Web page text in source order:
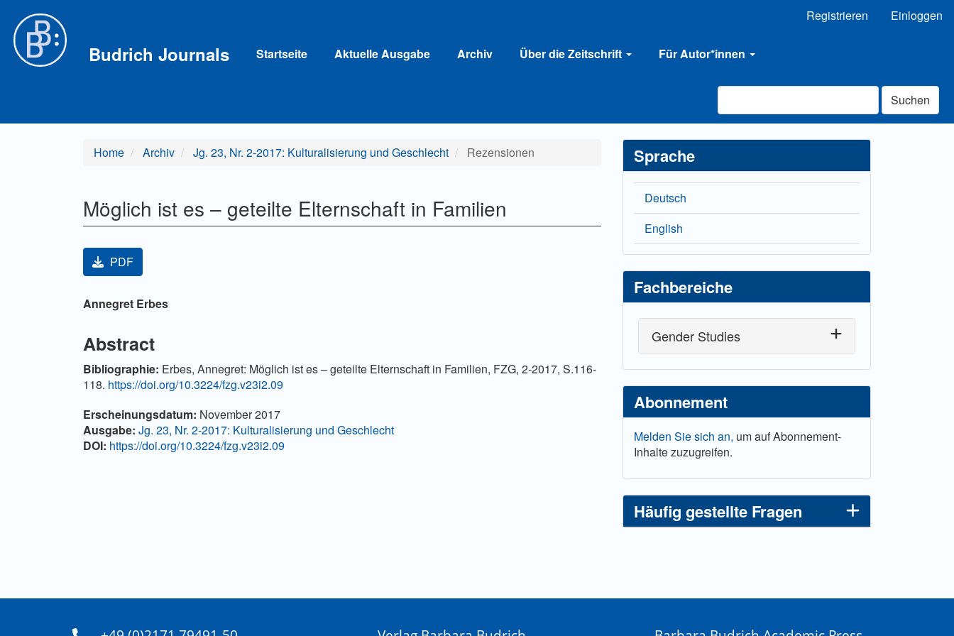
Hauptinhalt
Sidebar
Registrieren Einloggen
Budrich Journals Startseite Aktuelle Ausgabe Archiv Über die Zeitschrift Für Autor*innen
Suchen
Home Archiv Jg. 23, Nr. 2-2017: Kulturalisierung und Geschlecht Rezensionen
Möglich ist es – geteilte Elternschaft in Familien
Artikel-Sidebar
PDF
Hauptsächlicher Artikelinhalt
Annegret Erbes
Abstract
Bibliographie: Erbes, Annegret: Möglich ist es – geteilte Elternschaft in Familien, FZG, 2-2017, S.116-
118. https://doi.org/10.3224/fzg.v23i2.09
Artikel-Details
Erscheinungsdatum: November 2017
Ausgabe: Jg. 23, Nr. 2-2017: Kulturalisierung und Geschlecht
DOI: https://doi.org/10.3224/fzg.v23i2.09
Sprache
Deutsch
English
Fachbereiche
Gender Studies
Abonnement
Melden Sie sich an, um auf Abonnement-
Inhalte zuzugreifen.
Häufig gestellte Fragen